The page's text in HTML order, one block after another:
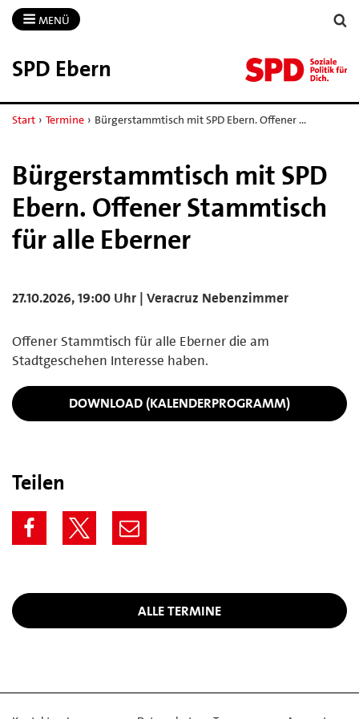
MENÜ
SPD Ebern
Start › Termine › Bürgerstammtisch mit SPD Ebern. Offener …
Bürgerstammtisch mit SPD
Ebern. Offener Stammtisch
für alle Eberner
27.10.2026, 19:00 Uhr | Veracruz Nebenzimmer
Offener Stammtisch für alle Eberner die am
Stadtgeschehen Interesse haben.
DOWNLOAD (KALENDERPROGRAMM)
Teilen
ALLE TERMINE